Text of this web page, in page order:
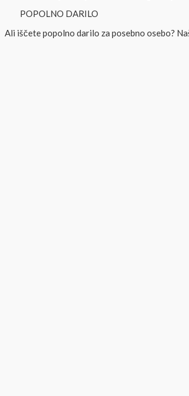
POPOLNO DARILO
Ali iščete popolno darilo za posebno osebo?